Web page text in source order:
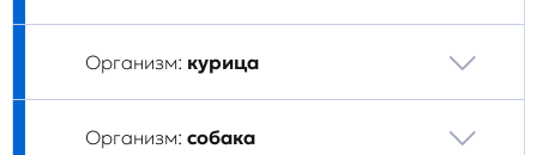
Организм: курица
Организм: собака